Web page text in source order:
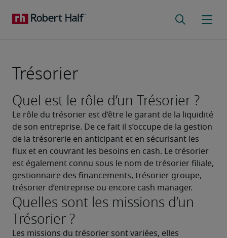
Trésorier
Quel est le rôle d’un Trésorier ?
Le rôle du trésorier est d’être le garant de la liquidité
de son entreprise. De ce fait il s’occupe de la gestion
de la trésorerie en anticipant et en sécurisant les
flux et en couvrant les besoins en cash. Le trésorier
est également connu sous le nom de trésorier filiale,
gestionnaire des financements, trésorier groupe,
trésorier d’entreprise ou encore cash manager.
Quelles sont les missions d’un
Trésorier ?
Les missions du trésorier sont variées, elles